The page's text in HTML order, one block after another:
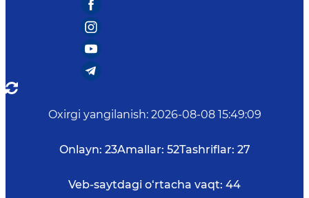
Oxirgi yangilanish: 2026-08-08 15:49:09
Onlayn: 23Amallar: 52Tashriflar: 27
Veb-saytdagi o‘rtacha vaqt: 44